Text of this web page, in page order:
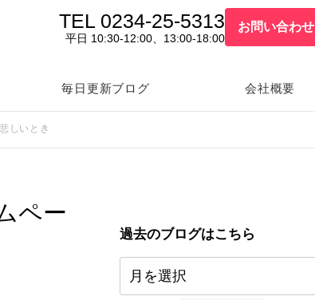
TEL 0234-25-5313
平日 10:30-12:00、13:00-18:00
お問い合わせ
毎日更新ブログ 会社概要
しいとき
ペー
過去のブログはこちら